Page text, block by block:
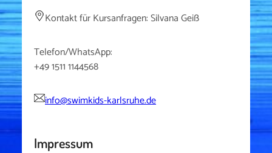
Kontakt für Kursanfragen: Silvana Geiß
Telefon/WhatsApp:
+49 1511 1144568
info@swimkids-karlsruhe.de
Impressum